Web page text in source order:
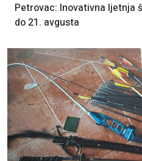
Petrovac: Inovativna ljetnja
do 21. avgusta